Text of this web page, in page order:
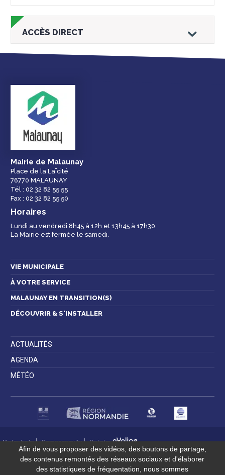
ACCÈS DIRECT
Droits et
démarches
Espace famille
Mairie de Malaunay
Place de la Laïcité
76770 MALAUNAY
Tél : 02 32 82 55 55
Fax : 02 32 82 55 50
Horaires
Lundi au vendredi 8h45 à 12h et 13h45 à 17h30.
La Mairie est fermée le samedi.
VIE MUNICIPALE
À VOTRE SERVICE
MALAUNAY EN TRANSITION(S)
DÉCOUVRIR & S'INSTALLER
ACTUALITÉS
AGENDA
MÉTÉO
Mentions légales Données personnelles Réalisation
Afin de vous proposer des vidéos, des boutons de partage,
des contenus remontés des réseaux sociaux et d'élaborer
des statistiques de fréquentation, nous sommes